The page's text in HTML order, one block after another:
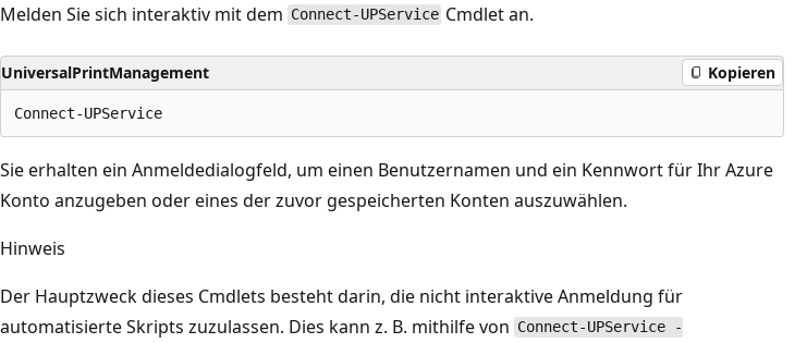
Melden Sie sich interaktiv mit dem Connect-UPService Cmdlet an.
UniversalPrintManagement Kopieren
Sie erhalten ein Anmeldedialogfeld, um einen Benutzernamen und ein Kennwort für Ihr Azure
Konto anzugeben oder eines der zuvor gespeicherten Konten auszuwählen.
Hinweis
Der Hauptzweck dieses Cmdlets besteht darin, die nicht interaktive Anmeldung für
automatisierte Skripts zuzulassen. Dies kann z. B. mithilfe von Connect-UPService -